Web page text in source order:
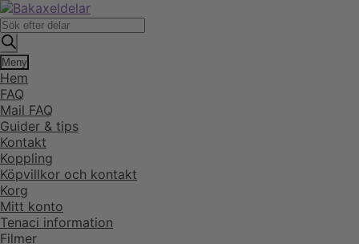
Hoppa
till
navigering
Hoppa
till
innehåll
Produktsökning
Meny
Hem
FAQ
Mail FAQ
Guider & tips
Kontakt
Koppling
Köpvillkor och kontakt
Korg
Mitt konto
Tenaci information
Filmer